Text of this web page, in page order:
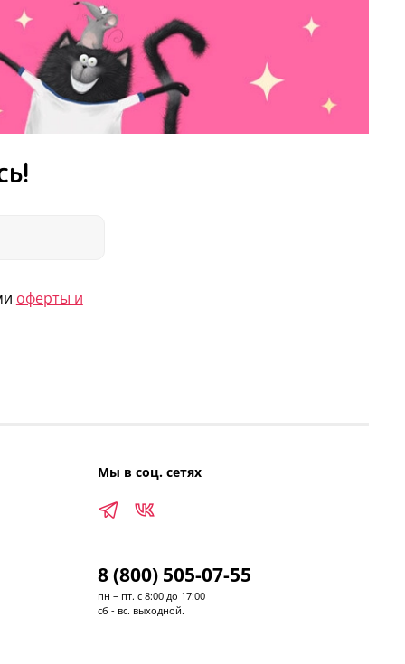
оферты и
Мы в соц. сетях
8 (800) 505-07-55
пн – пт. с 8:00 до 17:00
сб - вс. выходной.